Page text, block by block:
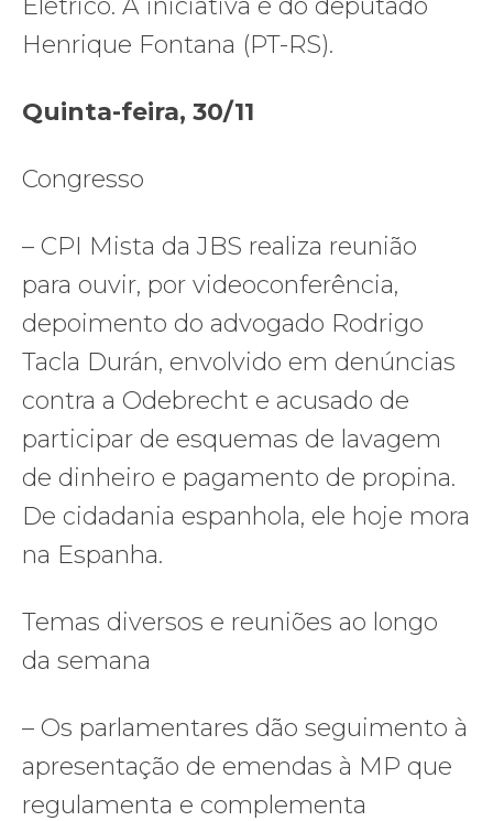
Elétrico. A iniciativa é do deputado
Henrique Fontana (PT-RS).
Quinta-feira, 30/11
Congresso
– CPI Mista da JBS realiza reunião
para ouvir, por videoconferência,
depoimento do advogado Rodrigo
Tacla Durán, envolvido em denúncias
contra a Odebrecht e acusado de
participar de esquemas de lavagem
de dinheiro e pagamento de propina.
De cidadania espanhola, ele hoje mora
na Espanha.
Temas diversos e reuniões ao longo
da semana
– Os parlamentares dão seguimento à
apresentação de emendas à MP que
regulamenta e complementa